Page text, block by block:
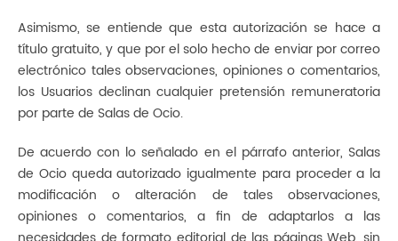
Asimismo, se entiende que esta autorización se hace a
título gratuito, y que por el solo hecho de enviar por correo
electrónico tales observaciones, opiniones o comentarios,
los Usuarios declinan cualquier pretensión remuneratoria
por parte de Salas de Ocio.
De acuerdo con lo señalado en el párrafo anterior, Salas
de Ocio queda autorizado igualmente para proceder a la
modificación o alteración de tales observaciones,
opiniones o comentarios, a fin de adaptarlos a las